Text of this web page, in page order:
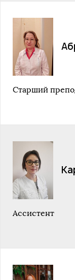
Старший
Ассистент